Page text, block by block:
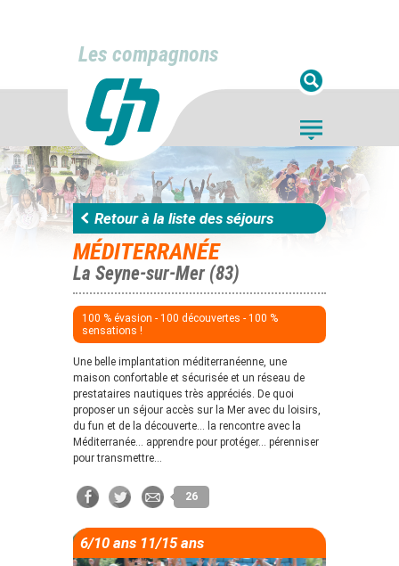
Les compagnons
Retour à la liste des séjours
MÉDITERRANÉE
La Seyne-sur-Mer (83)
100 % évasion - 100 découvertes - 100 %
sensations !
Une belle implantation méditerranéenne, une
maison confortable et sécurisée et un réseau de
prestataires nautiques très appréciés. De quoi
proposer un séjour accès sur la Mer avec du loisirs,
du fun et de la découverte… la rencontre avec la
Méditerranée… apprendre pour protéger… pérenniser
pour transmettre…
26
6/10 ans 11/15 ans